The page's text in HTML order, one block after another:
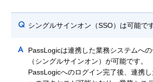
Q シングルサインオン（SSO）は可能で
A
PassLogicは連携した業務システムへ
（シングルサインオン）が可能です。
PassLogicへのログイン完了後、連携